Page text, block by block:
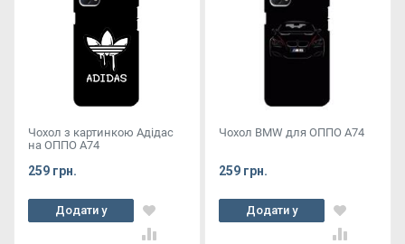
Чохол з картинкою Адідас
на ОППО А74
259 грн.
Додати у
кошик
Чохол BMW для ОППО А74
259 грн.
Додати у
кошик